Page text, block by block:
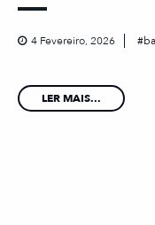
4 Fevereiro, 2026
LER MAIS...